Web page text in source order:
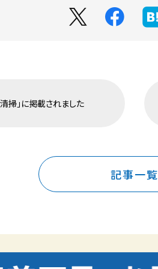
掃」に掲載されました
記事一覧